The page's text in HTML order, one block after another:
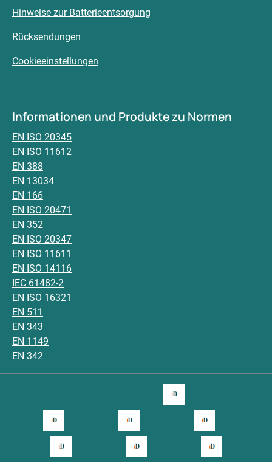
Hinweise zur Batterieentsorgung
Rücksendungen
Cookieeinstellungen
Informationen und Produkte zu Normen
EN ISO 20345
EN ISO 11612
EN 388
EN 13034
EN 166
EN ISO 20471
EN 352
EN ISO 20347
EN ISO 11611
EN ISO 14116
IEC 61482-2
EN ISO 16321
EN 511
EN 343
EN 1149
EN 342